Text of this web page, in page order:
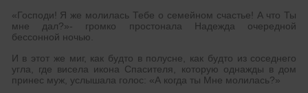
«Господи! Я же молилась Тебе о семейном счастье! А что Ты
мне дал?»- громко простонала Надежда очередной
бессонной ночью.
И в этот же миг, как будто в полусне, как будто из соседнего
угла, где висела икона Спасителя, которую однажды в дом
принес муж, услышала голос: «А когда ты Мне молилась?»